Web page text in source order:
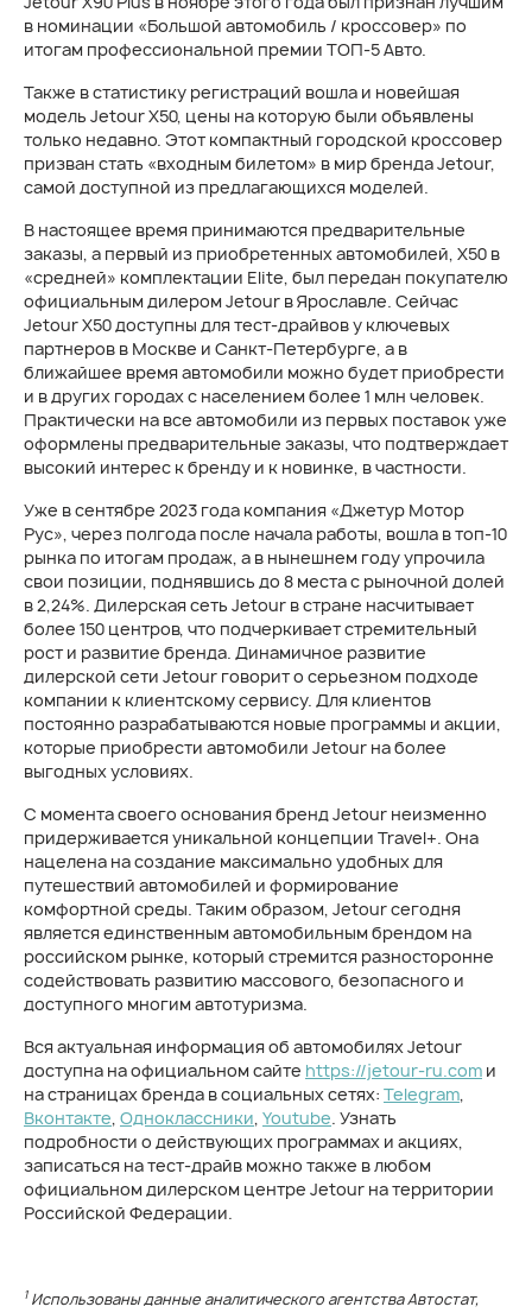
в номинации «Большой автомобиль / кроссовер» по
итогам профессиональной премии ТОП-5 Авто.
Также в статистику регистраций вошла и новейшая
модель Jetour X50, цены на которую были объявлены
только недавно. Этот компактный городской кроссовер
призван стать «входным билетом» в мир бренда Jetour,
самой доступной из предлагающихся моделей.
В настоящее время принимаются предварительные
заказы, а первый из приобретенных автомобилей, X50 в
«средней» комплектации Elite, был передан покупателю
официальным дилером Jetour в Ярославле. Сейчас
Jetour X50 доступны для тест-драйвов у ключевых
партнеров в Москве и Санкт-Петербурге, а в
ближайшее время автомобили можно будет приобрести
и в других городах с населением более 1 млн человек.
Практически на все автомобили из первых поставок уже
оформлены предварительные заказы, что подтверждает
высокий интерес к бренду и к новинке, в частности.
Уже в сентябре 2023 года компания «Джетур Мотор
Рус», через полгода после начала работы, вошла в топ-10
рынка по итогам продаж, а в нынешнем году упрочила
свои позиции, поднявшись до 8 места с рыночной долей
в 2,24%. Дилерская сеть Jetour в стране насчитывает
более 150 центров, что подчеркивает стремительный
рост и развитие бренда. Динамичное развитие
дилерской сети Jetour говорит о серьезном подходе
компании к клиентскому сервису. Для клиентов
постоянно разрабатываются новые программы и акции,
которые приобрести автомобили Jetour на более
выгодных условиях.
С момента своего основания бренд Jetour неизменно
придерживается уникальной концепции Travel+. Она
нацелена на создание максимально удобных для
путешествий автомобилей и формирование
комфортной среды. Таким образом, Jetour сегодня
является единственным автомобильным брендом на
российском рынке, который стремится разносторонне
содействовать развитию массового, безопасного и
доступного многим автотуризма.
Вся актуальная информация об автомобилях Jetour
доступна на официальном сайте https://jetour-ru.com и
на страницах бренда в социальных сетях: Telegram,
Вконтакте, Одноклассники, Youtube. Узнать
подробности о действующих программах и акциях,
записаться на тест-драйв можно также в любом
официальном дилерском центре Jetour на территории
Российской Федерации.
1Использованы данные аналитического агентства Автостат,